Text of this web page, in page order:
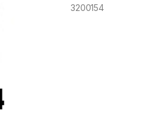
3200154